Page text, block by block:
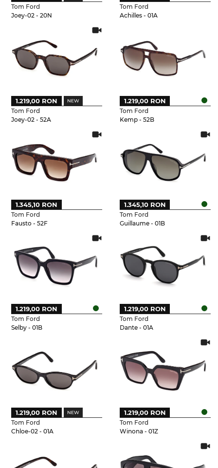
Tom Ford
Joey-02 - 20N
Tom Ford
Achilles - 01A
Tom Ford
Joey-02 - 52A
1.219,00 RON
Tom Ford
Kemp - 52B
1.219,00 RON
Tom Ford
Fausto - 52F
1.345,10 RON
Tom Ford
Guillaume - 01B
1.345,10 RON
Tom Ford
Selby - 01B
1.219,00 RON
Tom Ford
Dante - 01A
1.219,00 RON
Tom Ford
Chloe-02 - 01A
1.219,00 RON
Tom Ford
Winona - 01Z
1.219,00 RON